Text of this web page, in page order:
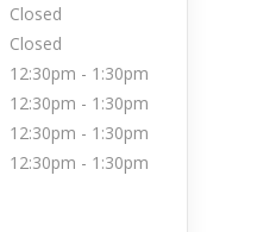
Closed
Closed
12:30pm - 1:30pm
12:30pm - 1:30pm
12:30pm - 1:30pm
12:30pm - 1:30pm